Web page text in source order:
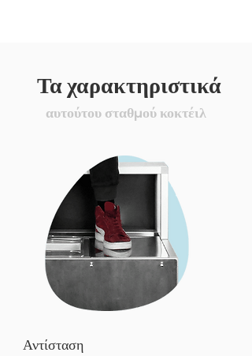
Τα χαρακτηριστικά
αυτούτου σταθμού κοκτέιλ
Αντίσταση